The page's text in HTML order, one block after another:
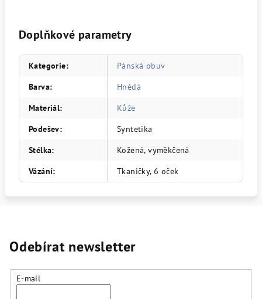
Doplňkové parametry
Kategorie:
Pánská obuv
Barva:
Hnědá
Materiál:
Kůže
Podešev:
Syntetika
Stélka:
Kožená, vyměkčená
Vázání: Tkaničky, 6 oček
Odebírat newsletter
E-mail